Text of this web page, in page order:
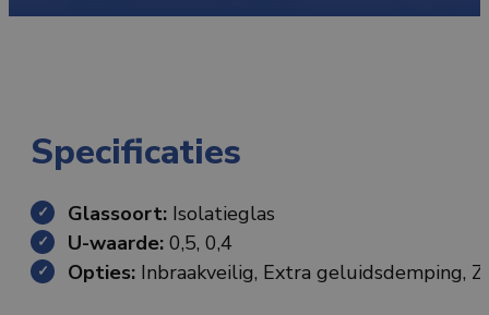
Specificaties
Glassoort: Isolatieglas
U-waarde: 0,5, 0,4
Opties: Inbraakveilig, Extra geluidsdemping,